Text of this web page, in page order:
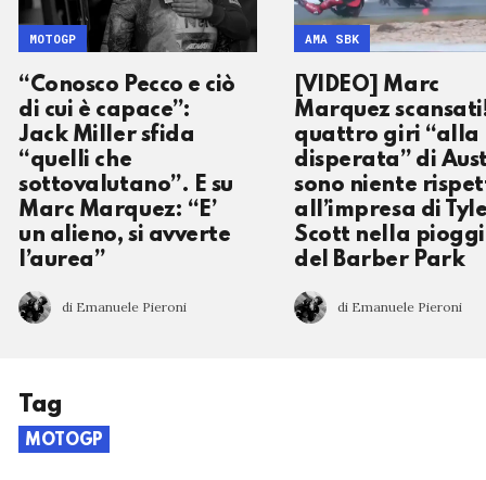
“Conosco Pecco e ciò
di cui è capace”:
Jack Miller sfida
“quelli che
sottovalutano”. E su
Marc Marquez: “E’
un alieno, si avverte
l’aurea”
di Emanuele Pieroni
MOTOGP
[VIDEO] Marc
Marquez
quattro giri “alla
disperata” di
sono niente
all’impresa di
Scott nella
del Barber Park
di Emanuele Pieroni
AMA SBK
Tag
MOTOGP